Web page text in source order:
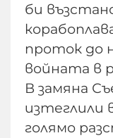
би
проток до
войната в
В замяна
изтеглили
голямо